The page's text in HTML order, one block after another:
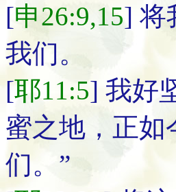
[申26:9,15] 将
我们。
[耶11:5] 我好
蜜之地，正如
们。”